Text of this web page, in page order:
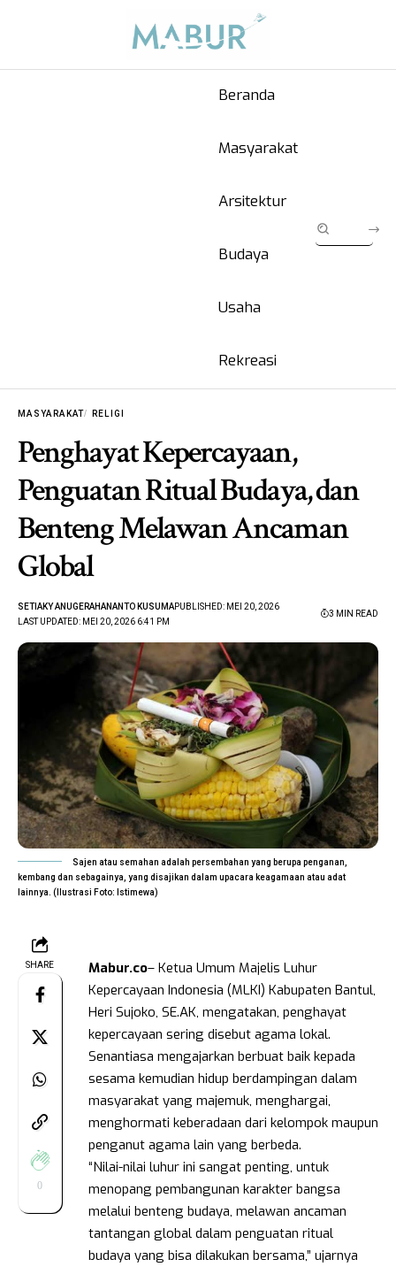
Beranda
Masyarakat
Arsitektur
Budaya
Usaha
Rekreasi
MASYARAKAT RELIGI
Penghayat Kepercayaan,
Penguatan Ritual Budaya, dan
Benteng Melawan Ancaman
Global
LAST UPDATED: MEI 20, 2026 6:41 PM
SETIAKY ANUGERAHANANTO KUSUMAPUBLISHED: MEI 20, 2026
3 MIN READ
Sajen atau semahan adalah persembahan yang berupa penganan,
kembang dan sebagainya, yang disajikan dalam upacara keagamaan atau adat
lainnya. (Ilustrasi Foto: Istimewa)
SHARE
0
Mabur.co– Ketua Umum Majelis Luhur
Kepercayaan Indonesia (MLKI) Kabupaten Bantul,
Heri Sujoko, SE.AK, mengatakan, penghayat
kepercayaan sering disebut agama lokal.
Senantiasa mengajarkan berbuat baik kepada
sesama kemudian hidup berdampingan dalam
masyarakat yang majemuk, menghargai,
menghormati keberadaan dari kelompok maupun
penganut agama lain yang berbeda.
“Nilai-nilai luhur ini sangat penting, untuk
menopang pembangunan karakter bangsa
melalui benteng budaya, melawan ancaman
tantangan global dalam penguatan ritual
budaya yang bisa dilakukan bersama,” ujarnya